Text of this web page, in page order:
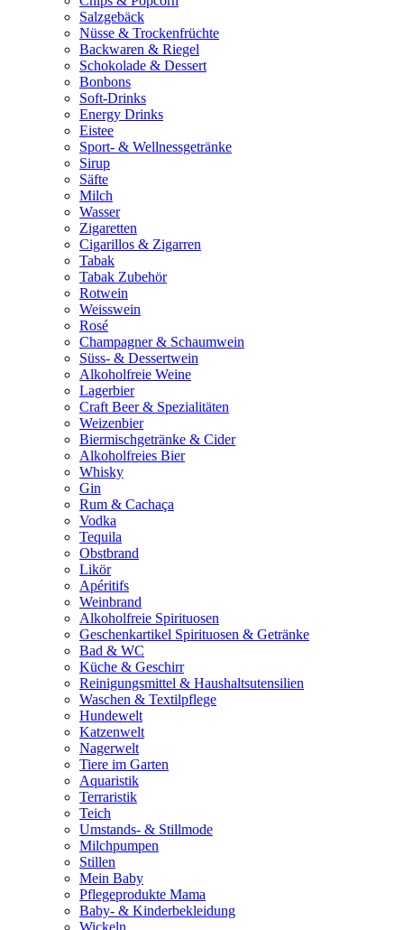
Salzgebäck
Nüsse & Trockenfrüchte
Backwaren & Riegel
Schokolade & Dessert
Bonbons
Soft-Drinks
Energy Drinks
Eistee
Sport- & Wellnessgetränke
Sirup
Säfte
Milch
Wasser
Zigaretten
Cigarillos & Zigarren
Tabak
Tabak Zubehör
Rotwein
Weisswein
Rosé
Champagner & Schaumwein
Süss- & Dessertwein
Alkoholfreie Weine
Lagerbier
Craft Beer & Spezialitäten
Weizenbier
Biermischgetränke & Cider
Alkoholfreies Bier
Whisky
Gin
Rum & Cachaça
Vodka
Tequila
Obstbrand
Likör
Apéritifs
Weinbrand
Alkoholfreie Spirituosen
Geschenkartikel Spirituosen & Getränke
Bad & WC
Küche & Geschirr
Reinigungsmittel & Haushaltsutensilien
Waschen & Textilpflege
Hundewelt
Katzenwelt
Nagerwelt
Tiere im Garten
Aquaristik
Terraristik
Teich
Umstands- & Stillmode
Milchpumpen
Stillen
Mein Baby
Pflegeprodukte Mama
Baby- & Kinderbekleidung
Wickeln